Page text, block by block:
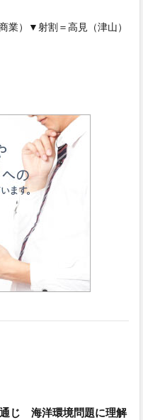
）▼射割＝高見（津山）
じ 海洋環境問題に理解